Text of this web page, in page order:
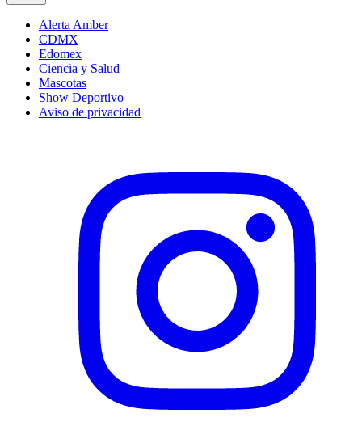
Alerta Amber
CDMX
Edomex
Ciencia y Salud
Mascotas
Show Deportivo
Aviso de privacidad